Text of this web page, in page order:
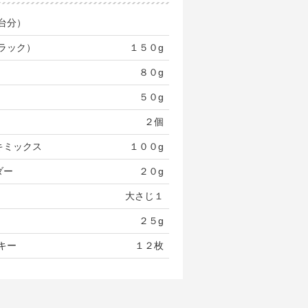
分）
ック） １５０g
８０g
５０g
２個
ミックス １００g
ー ２０g
大さじ１
２５g
ー １２枚